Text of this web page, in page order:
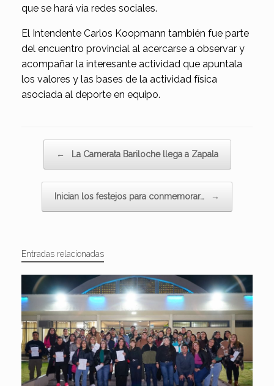
que se hará vía redes sociales.
El Intendente Carlos Koopmann también fue parte
del encuentro provincial al acercarse a observar y
acompañar la interesante actividad que apuntala
los valores y las bases de la actividad física
asociada al deporte en equipo.
← La Camerata Bariloche llega a Zapala
Inician los festejos para conmemorar… →
Entradas relacionadas